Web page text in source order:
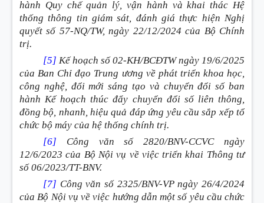
hành Quy chế quản lý, vận hành và khai thác Hệ
thống thông tin giám sát, đánh giá thực hiện Nghị
quyết số 57-NQ/TW, ngày 22/12/2024 của Bộ Chính
trị.
[5] Kế hoạch số 02-KH/BCĐTW ngày 19/6/2025
của Ban Chỉ đạo Trung ương về phát triển khoa học,
công nghệ, đổi mới sáng tạo và chuyển đổi số ban
hành Kế hoạch thúc đẩy chuyển đổi số liên thông,
đồng bộ, nhanh, hiệu quả đáp ứng yêu cầu sắp xếp tổ
chức bộ máy của hệ thống chính trị.
[6] Công văn số 2820/BNV-CCVC ngày
12/6/2023 của Bộ Nội vụ về việc triển khai Thông tư
số 06/2023/TT-BNV.
[7] Công văn số 2325/BNV-VP ngày 26/4/2024
của Bộ Nội vụ về việc hướng dẫn một số yêu cầu chức